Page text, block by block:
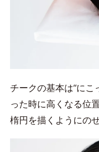
チークの基本は“にこ
った時に高くなる位
楕円を描くようにの